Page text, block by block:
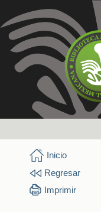
Inicio
Regresar
Imprimir